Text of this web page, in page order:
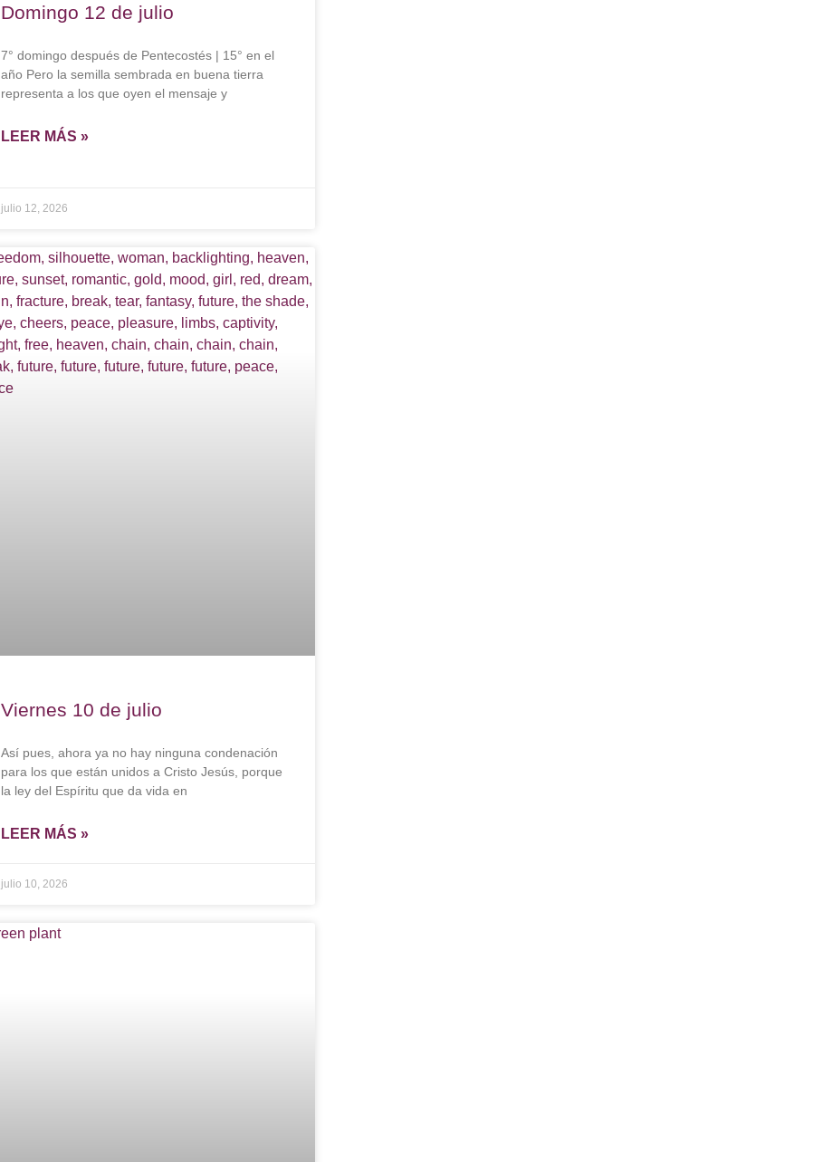
Domingo 12 de julio
7° domingo después de Pentecostés | 15° en el
año Pero la semilla sembrada en buena tierra
representa a los que oyen el mensaje y
LEER MÁS »
julio 12, 2026
Viernes 10 de julio
Así pues, ahora ya no hay ninguna condenación
para los que están unidos a Cristo Jesús, porque
la ley del Espíritu que da vida en
LEER MÁS »
julio 10, 2026